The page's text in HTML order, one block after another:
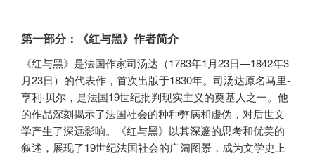
第一部分：《红与黑》作者简介
《红与黑》是法国作家司汤达（1783年1月23日—1842年3
月23日）的代表作，首次出版于1830年。司汤达原名马里-
亨利·贝尔，是法国19世纪批判现实主义的奠基人之一。他
的作品深刻揭示了法国社会的种种弊病和虚伪，对后世文
学产生了深远影响。《红与黑》以其深邃的思考和优美的
叙述，展现了19世纪法国社会的广阔图景，成为文学史上